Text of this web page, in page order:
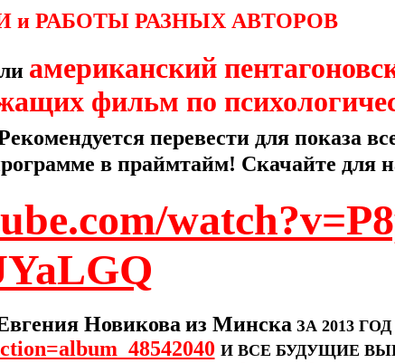
и РАБОТЫ РАЗНЫХ АВТОРОВ
американский
фильм по
перевести для показа
в праймтайм! Скачайте для
Новикова из МинскаЗА 2013
И ВСЕ БУДУЩИЕ